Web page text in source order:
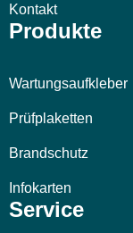
Kontakt
Produkte
Wartungsaufkleber
Prüfplaketten
Brandschutz
Infokarten
Service